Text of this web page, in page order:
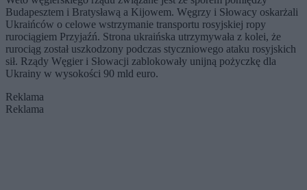
Budapesztem i Bratysławą a Kijowem. Węgrzy i Słowacy oskarżali
Ukraińców o celowe wstrzymanie transportu rosyjskiej ropy
rurociągiem Przyjaźń. Strona ukraińska utrzymywała z kolei, że
rurociąg został uszkodzony podczas styczniowego ataku rosyjskich
sił. Rządy Węgier i Słowacji zablokowały unijną pożyczkę dla
Ukrainy w wysokości 90 mld euro.
Reklama
Reklama